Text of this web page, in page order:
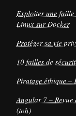
Exploiter une
Linux sur Docker
Protéger sa vie
10 failles de
Piratage éthique
Angular 7 – Revue
(toh)